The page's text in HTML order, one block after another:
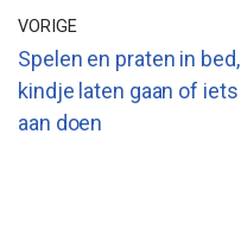
VORIGE
Spelen en praten in bed,
kindje laten gaan of iets
aan doen